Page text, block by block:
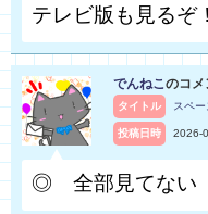
テレビ版も見るぞ！
でんねこのコメ
タイトル スペ
投稿日時 2026-
◎ 全部見てない